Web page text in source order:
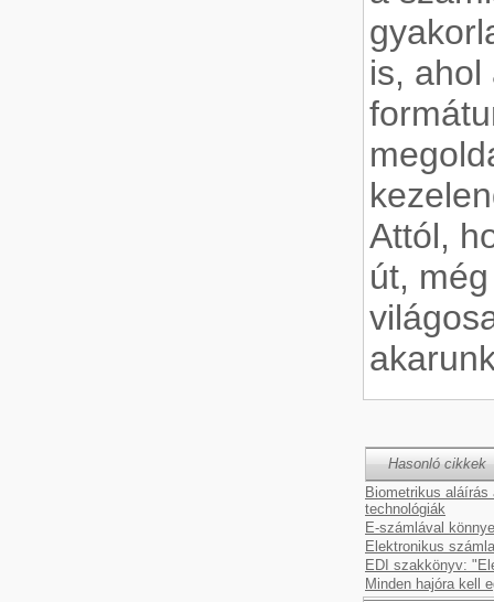
is, ahol
Attól,
út,
Hasonló cikkek
Biometrikus
technológiák
E-számlával
Elektronikus
EDI szakkönyv:
Minden hajóra kell